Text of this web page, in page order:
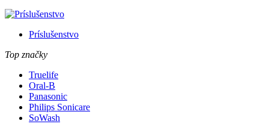
Príslušenstvo
Top značky
Truelife
Oral-B
Panasonic
Philips Sonicare
SoWash